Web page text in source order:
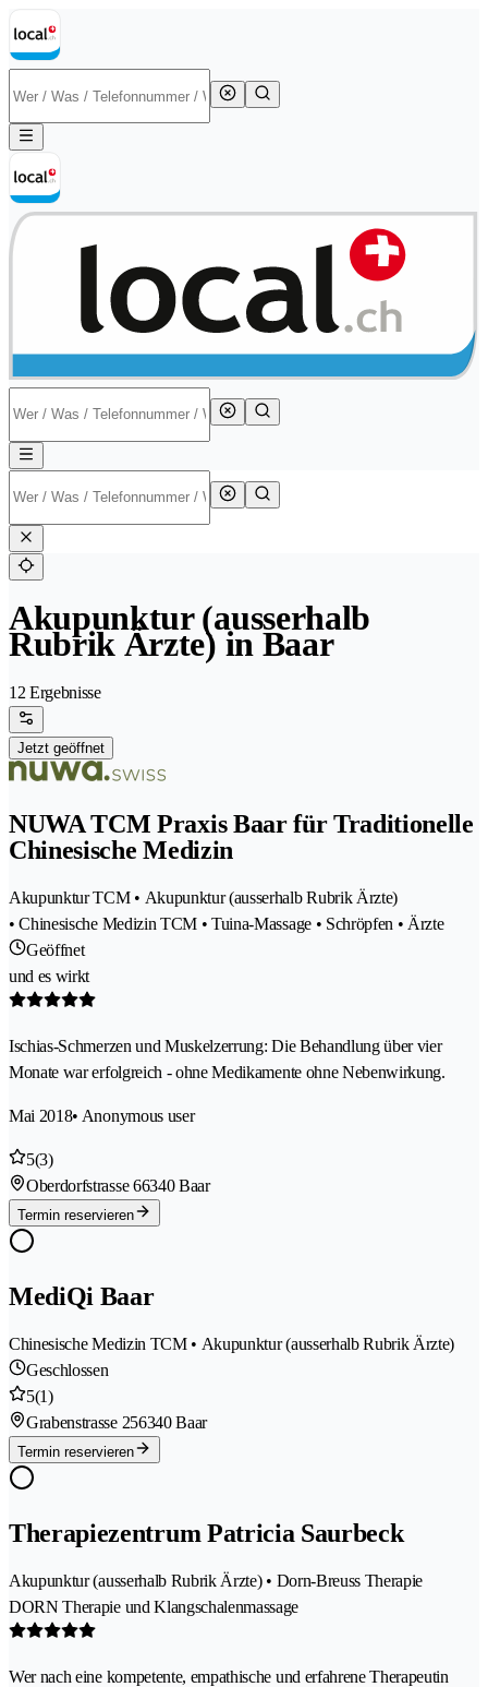
Akupunktur (ausserhalb
Rubrik Ärzte) in Baar
12 Ergebnisse
Jetzt geöffnet
NUWA TCM Praxis Baar für Traditionelle
Chinesische Medizin
Akupunktur TCM • Akupunktur (ausserhalb Rubrik Ärzte)
• Chinesische Medizin TCM • Tuina-Massage • Schröpfen • Ärzte
Geöffnet
und es wirkt
Ischias-Schmerzen und Muskelzerrung: Die Behandlung über vier
Monate war erfolgreich - ohne Medikamente ohne Nebenwirkung.
Mai 2018• Anonymous user
5(3)
Oberdorfstrasse 66340 Baar
Termin reservieren
MediQi Baar
Chinesische Medizin TCM • Akupunktur (ausserhalb Rubrik Ärzte)
Geschlossen
5(1)
Grabenstrasse 256340 Baar
Termin reservieren
Therapiezentrum Patricia Saurbeck
Akupunktur (ausserhalb Rubrik Ärzte) • Dorn-Breuss Therapie
DORN Therapie und Klangschalenmassage
Wer nach eine kompetente, empathische und erfahrene Therapeutin